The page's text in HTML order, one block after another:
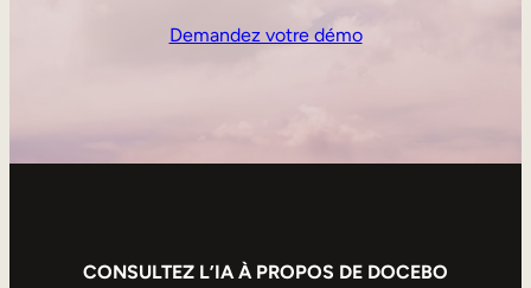
Demandez votre démo
CONSULTEZ L’IA À PROPOS DE DOCEBO